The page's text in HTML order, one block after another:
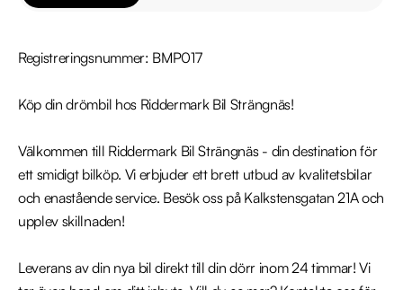
Registreringsnummer: BMP017
Köp din drömbil hos Riddermark Bil Strängnäs!
Välkommen till Riddermark Bil Strängnäs - din destination för
ett smidigt bilköp. Vi erbjuder ett brett utbud av kvalitetsbilar
och enastående service. Besök oss på Kalkstensgatan 21A och
upplev skillnaden!
Leverans av din nya bil direkt till din dörr inom 24 timmar! Vi